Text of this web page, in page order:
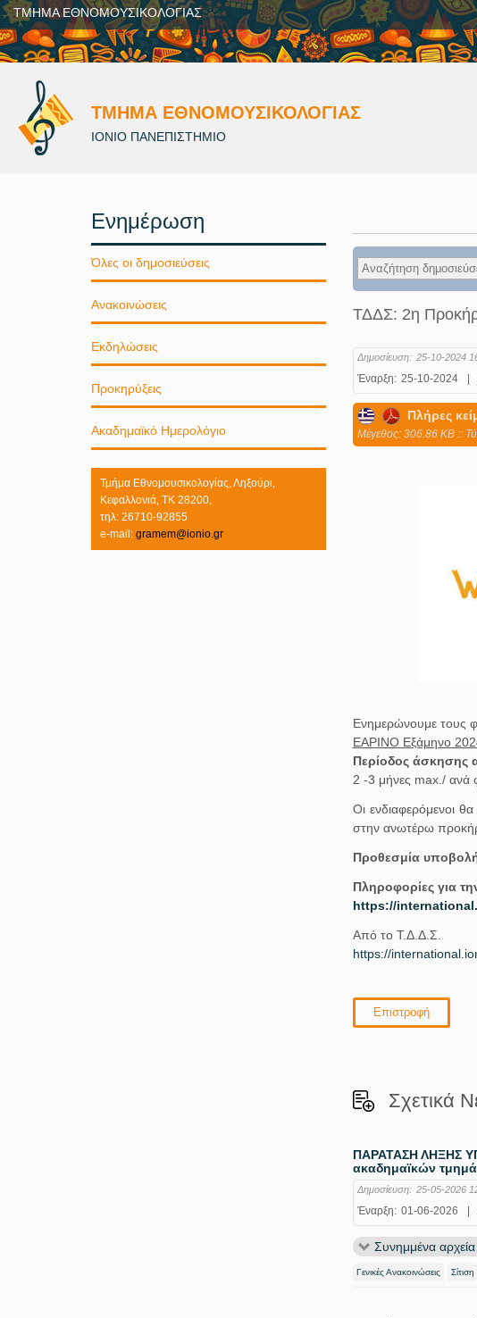
ΤΜΗΜΑ ΕΘΝΟΜΟΥΣΙΚΟΛΟΓΙΑΣ
ΤΜΗΜΑ ΕΘΝΟΜΟΥΣΙΚΟΛΟΓΙΑΣ
ΙΟΝΙΟ ΠΑΝΕΠΙΣΤΗΜΙΟ
ΤΔΔΣ: 2η
Δημοσίευση: 25-10-2024
Έναρξη: 25-10-2024
Πλήρες
Mέγεθος: 306.86 KB ::
Ενημερώνουμε τους
ΕΑΡΙΝΟ Εξάμηνο
Περίοδος άσκησης
2 -3 μήνες max./ ανά
Οι ενδιαφερόμενοι
στην ανωτέρω
Προθεσμία
Πληροφορίες για
https://
Από το Τ.Δ.Δ.Σ.
https://
Επιστροφή
Σχετικά
ΠΑΡΑΤΑΣΗ ΛΗΞΗΣ
ακαδημαϊκών
Δημοσίευση: 25-05-2026
Έναρξη: 01-06-2026
Συνημμένα αρχεία
Γενικές Ανακοινώσεις Σίτιση
Ενημέρωση
Όλες οι δημοσιεύσεις
Ανακοινώσεις
Εκδηλώσεις
Προκηρύξεις
Ακαδημαϊκό Ημερολόγιο
Τμήμα Εθνομουσικολογίας, Ληξούρι,
Κεφαλλονιά, ΤΚ 28200,
τηλ: 26710-92855
e-mail: gramem@ionio.gr